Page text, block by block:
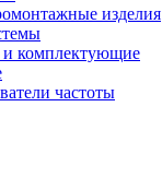
изделия
и комплектующие
частоты